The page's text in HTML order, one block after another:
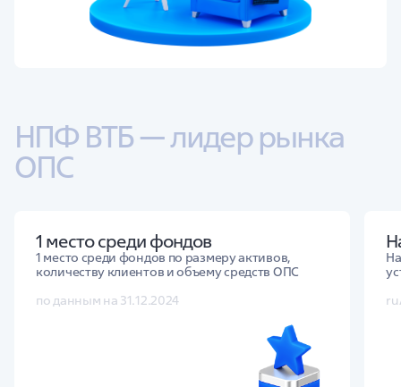
НПФ ВТБ — лидер рынка
ОПС
1 место среди фондов
1 место среди фондов по размеру активов,
количеству клиентов и объему средств ОПС
по данным на 31.12.2024